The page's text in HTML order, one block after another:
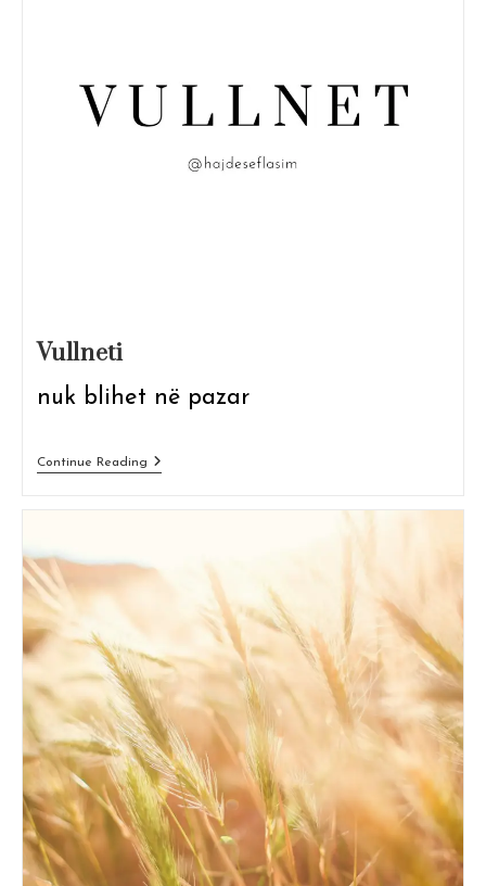
Vullneti
nuk blihet në pazar
Continue ReadingVullneti